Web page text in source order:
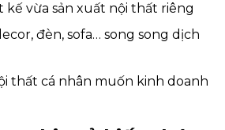
kế vừa sản xuất nội thất riêng
đèn, sofa… song song dịch
thất cá nhân muốn kinh doanh